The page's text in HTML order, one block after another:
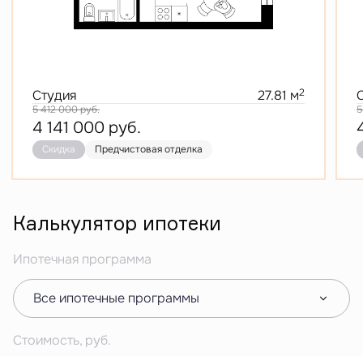
Студия 27.81 м2
5 412 000руб.
4 141 000 руб.
Скидка Предчистовая отделка
Калькулятор ипотеки
Ипотечная программа
Все ипотечные программы
Стоимость, руб.